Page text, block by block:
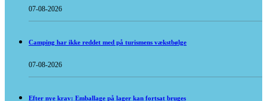
07-08-2026
Camping har ikke reddet med på turismens vækstbølge
07-08-2026
Efter nye krav: Emballage på lager kan fortsat bruges